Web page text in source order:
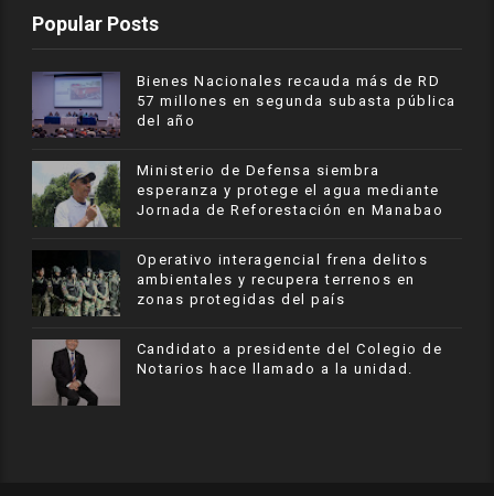
Popular Posts
Bienes Nacionales recauda más de RD
57 millones en segunda subasta pública
del año
Ministerio de Defensa siembra
esperanza y protege el agua mediante
Jornada de Reforestación en Manabao
Operativo interagencial frena delitos
ambientales y recupera terrenos en
zonas protegidas del país
Candidato a presidente del Colegio de
Notarios hace llamado a la unidad.